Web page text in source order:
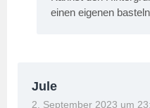
einen eigenen
Jule
2. September 2023 um